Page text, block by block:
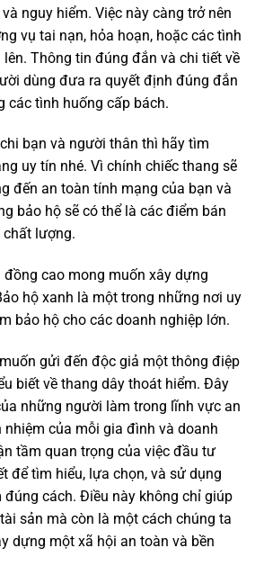
nguy hiểm. Việc này càng trở nên
vụ tai nạn, hỏa hoạn, hoặc các tình
Thông tin đúng đắn và chi tiết về
dùng đưa ra quyết định đúng đắn
các tình huống cấp bách.
bạn và người thân thì hãy tìm
uy tín nhé. Vì chính chiếc thang sẽ
đến an toàn tính mạng của bạn và
bảo hộ sẽ có thể là các điểm bán
lượng.
cao mong muốn xây dựng
hộ xanh là một trong những nơi uy
bảo hộ cho các doanh nghiệp lớn.
gửi đến độc giả một thông điệp
biết về thang dây thoát hiểm. Đây
những người làm trong lĩnh vực an
của mỗi gia đình và doanh
tầm quan trọng của việc đầu tư
để tìm hiểu, lựa chọn, và sử dụng
cách. Điều này không chỉ giúp
sản mà còn là một cách chúng ta
dựng một xã hội an toàn và bền